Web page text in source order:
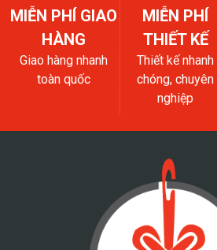
MIỄN PHÍ GIAO
HÀNG
Giao hàng nhanh
toàn quốc
MIỄN PHÍ
THIẾT KẾ
Thiết kế nhanh
chóng, chuyên
nghiệp